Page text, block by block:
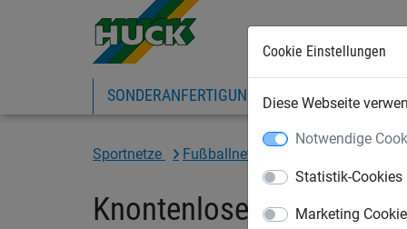
Cookie Einstellungen
Diese Webseite
Notwendige
Statistik-Cookies
Marketing
SONDERANFERTIGUNG SPORTNETZE
Sportnetze Fußballnetze
Knontenloses Tornetz